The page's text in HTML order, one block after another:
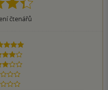
čtenářů
5 hvězdiček
4 hvězdičky
hvězdičky